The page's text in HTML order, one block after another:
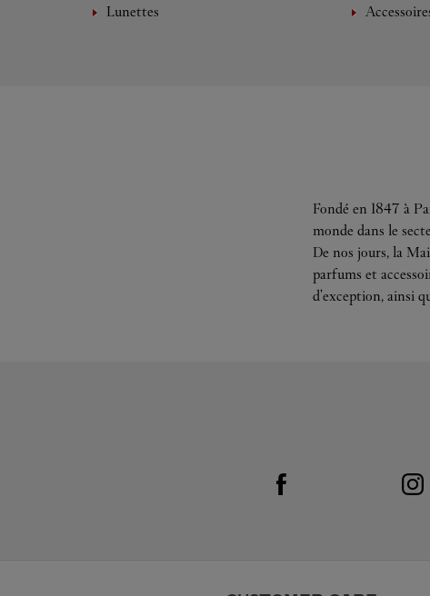
Lunettes
Fondé en 1847 à
monde dans le
De nos jours, la
parfums et
d'exception, ainsi
Visit us on Facebook
Link Opens in New Tab